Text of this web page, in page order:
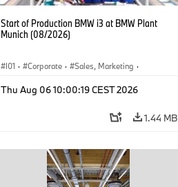
Start of Production BMW i3 at BMW Plant
Munich (08/2026)
I01 · Corporate · Sales, Marketing ·
Thu Aug 06 10:00:19 CEST 2026
1.44 MB